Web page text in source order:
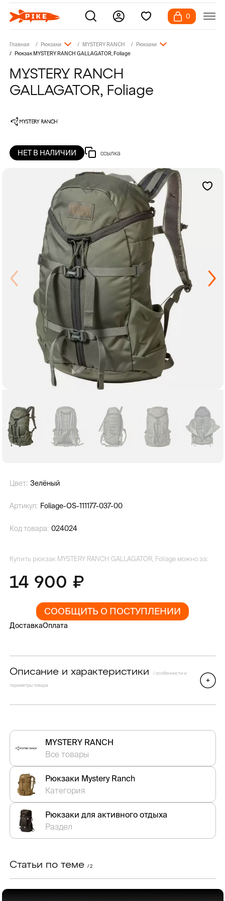
0
Главная Рюкзаки MYSTERY RANCH
Рюкзаки
Рюкзак MYSTERY RANCH GALLAGATOR, Foliage
MYSTERY RANCH
GALLAGATOR, Foliage
НЕТ В НАЛИЧИИ ссылка
Цвет: Зелёный
Артикул: Foliage-OS-111177-037-00
Код товара: 024024
Купить рюкзак MYSTERY RANCH GALLAGATOR, Foliage можно за:
14 900
СООБЩИТЬ О ПОСТУПЛЕНИИ
ДоставкаОплата
Описание и характеристики / особенности и
параметры товара
MYSTERY RANCH
Все товары
Рюкзаки Mystery Ranch
Категория
Рюкзаки для активного отдыха
Раздел
Статьи по теме / 2